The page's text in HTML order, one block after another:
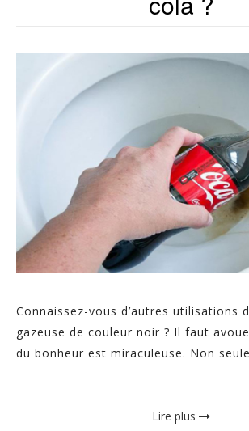
Connaissez-vous d’autres utilisations
gazeuse de couleur noir ? Il faut
du bonheur est miraculeuse. Non
Lire plus